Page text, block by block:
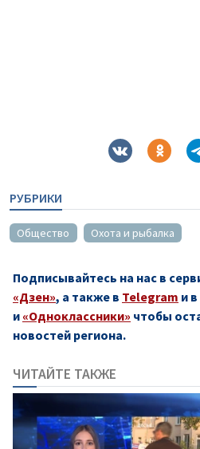
РУБРИКИ
Общество Охота и рыбалка
Подписывайтесь на нас в
«Дзен», а также в Telegram и
и «Одноклассники» чтобы
новостей региона.
ЧИТАЙТЕ ТАКЖЕ